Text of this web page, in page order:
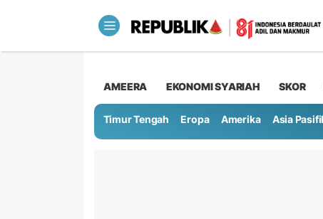
AMEERA EKONOMI SYARIAH SKOR
Timur Tengah Eropa Amerika Asia